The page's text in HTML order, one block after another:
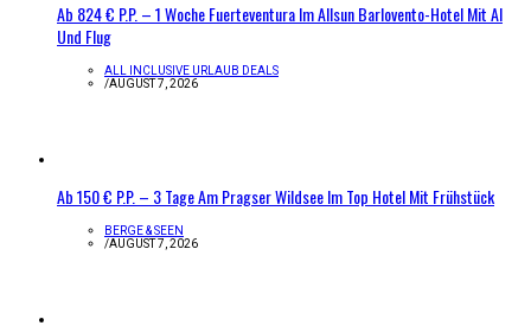
Ab 824 € P.P. – 1 Woche Fuerteventura Im Allsun Barlovento-Hotel Mit AI
Und Flug
ALL INCLUSIVE URLAUB DEALS
/AUGUST 7, 2026
Ab 150 € P.P. – 3 Tage Am Pragser Wildsee Im Top Hotel Mit Frühstück
BERGE & SEEN
/AUGUST 7, 2026